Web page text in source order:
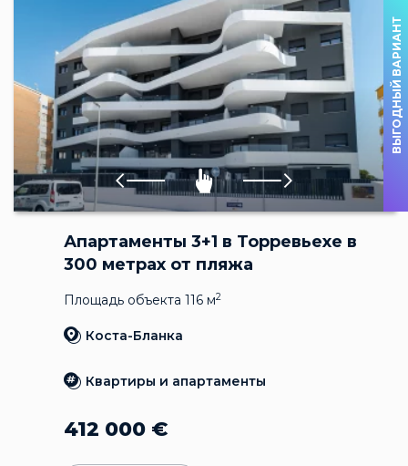
ВЫГОДНЫЙ ВАРИАНТ
Апартаменты 3+1 в Торревьехе в
300 метрах от пляжа
Площадь объекта 116 м2
Коста-Бланка
Квартиры и апартаменты
412 000 €